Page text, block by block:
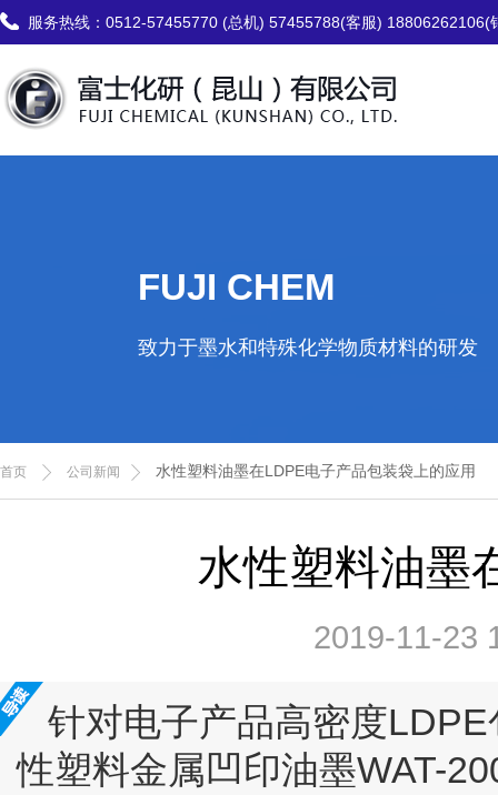
服务热线： 0512-57455770 (总机) 57455788(客服) 18806262106(
FUJI CHEM
致力于墨水和特殊化学物质材料的研发
首页 公司新闻 水性塑料油墨在LDPE电子产品包装袋上的应用
水性塑料油墨
2019-11-23
针对电子产品高密度
性塑料金属凹印油墨WAT-